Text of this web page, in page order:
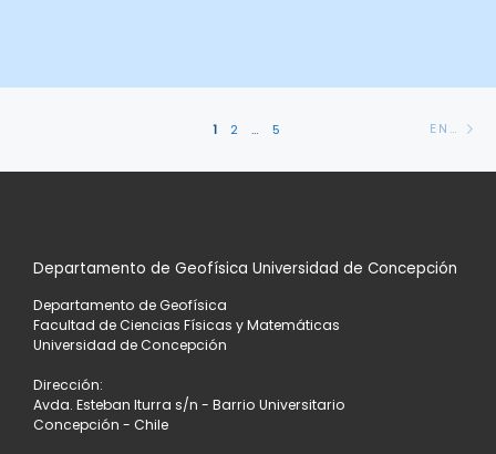
entradas
1 2 … 5 ENTRADAS ANTERIORES
Departamento de Geofísica Universidad de Concepción
Departamento de Geofísica
Facultad de Ciencias Físicas y Matemáticas
Universidad de Concepción
Dirección:
Avda. Esteban Iturra s/n - Barrio Universitario
Concepción - Chile